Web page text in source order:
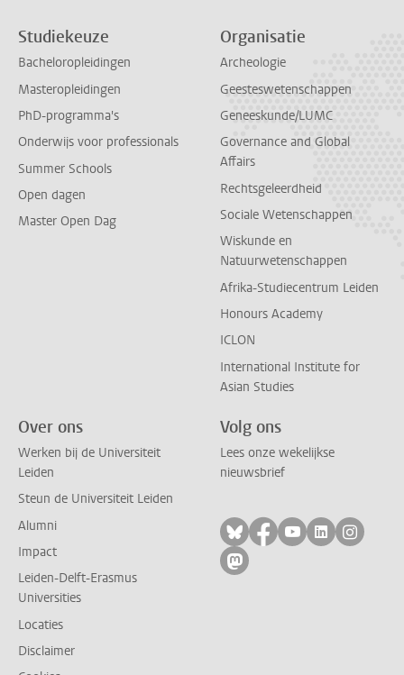
Studiekeuze
Bacheloropleidingen
Masteropleidingen
PhD-programma's
Onderwijs voor professionals
Summer Schools
Open dagen
Master Open Dag
Organisatie
Archeologie
Geesteswetenschappen
Geneeskunde/LUMC
Governance and Global
Affairs
Rechtsgeleerdheid
Sociale Wetenschappen
Wiskunde en
Natuurwetenschappen
Afrika-Studiecentrum Leiden
Honours Academy
ICLON
International Institute for
Asian Studies
Over ons
Werken bij de Universiteit
Leiden
Steun de Universiteit Leiden
Alumni
Impact
Leiden-Delft-Erasmus
Universities
Locaties
Disclaimer
Volg ons
Lees onze wekelijkse
nieuwsbrief
Volg ons op bluesky
Volg ons op
Volg ons op
Volg ons
Volg
Volg ons op mastodon